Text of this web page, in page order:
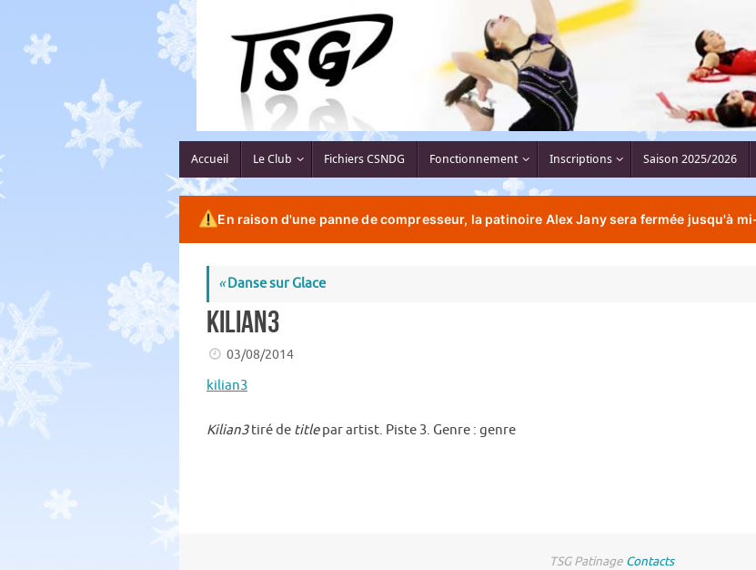
contenu
contenu
Accueil Le Club Fichiers CSNDG Fonctionnement Inscriptions Saison 2025/2026
En raison d'une panne de compresseur, la patinoire Alex Jany sera fermée jusqu'à
«Danse sur Glace
Kilian3
03/08/2014
kilian3
Kilian3tiré de titlepar artist. Piste 3. Genre : genre
TSG Patinage Contacts